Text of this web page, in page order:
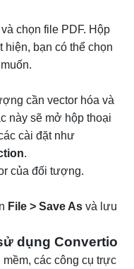
và chọn file PDF. Hộp
hiện, bạn có thể chọn
cần vector hóa và
này sẽ mở hộp thoại
cài đặt như
.
của đối tượng.
File > Save As và lưu
dụng Convertio
các công cụ trực